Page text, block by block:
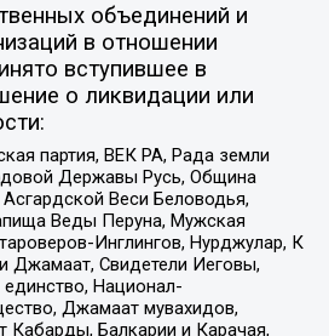
объединений и
в отношении
вступившее в
о ликвидации или
партия, ВЕК РА, Рада земли
Державы Русь, Община
Веси Беловодья,
Веды Перуна, Мужская
Инглингов, Нурджулар, К
Джамаат, Свидетели Иеговы,
Национал-
Джамаат мувахидов,
Кабарды, Балкарии и Карачая,